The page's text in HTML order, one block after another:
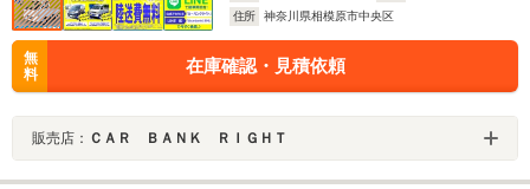
住所
神奈川県相模原市中央区
無
料
在庫確認・見積依頼
販売店： ＣＡＲ ＢＡＮＫ ＲＩＧＨＴ